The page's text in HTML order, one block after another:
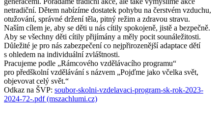
netradiční. Dětem nabízíme dostatek pohybu na čerstvém vzduchu,
otužování, správné držení těla, pitný režim a zdravou stravu.
Naším cílem je, aby se děti u nás cítily spokojeně, jistě a bezpečně.
Aby se všechny děti cítily přijímány a měly pocit sounáležitosti.
Důležité je pro nás zabezpečení co nejpřirozenější adaptace dětí
s ohledem na individuální zvláštnosti.
Pracujeme podle „Rámcového vzdělávacího programu“
pro předškolní vzdělávání s názvem „Pojďme jako včelka svět,
objevovat celý svět.“
Odkaz na ŠVP: soubor-skolni-vzdelavaci-program-sk-rok-2023-
2024-72-.pdf (mszachlumi.cz)